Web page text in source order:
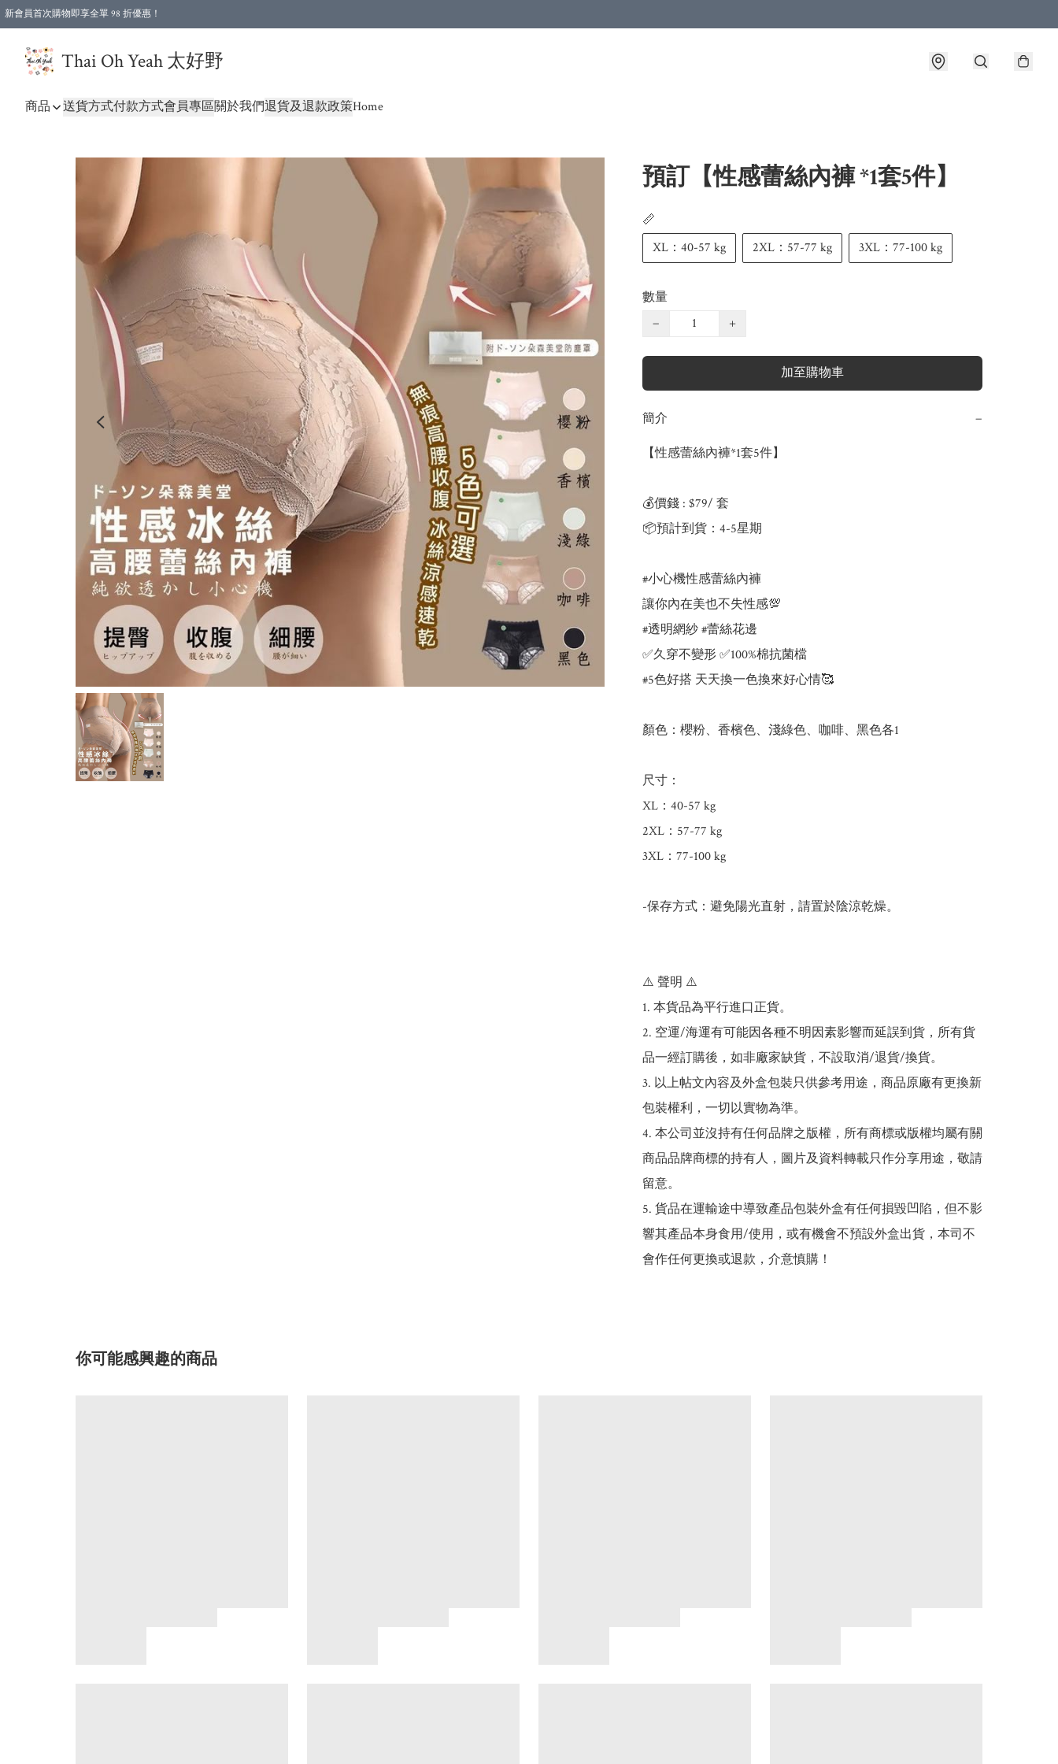
新會員首次購物即享全單 98 折優惠！
Thai Oh Yeah 太好野
商品 送貨方式付款方式會員專區關於我們退貨及退款政策Home
預訂【性感蕾絲內褲 *1套5件】
📏
XL：40-57 kg
2XL：57-77 kg 3XL：77-100 kg
數量
−
+
加至購物車
簡介 −
【性感蕾絲內褲*1套5件】
💰價錢 : $79/ 套
📦預計到貨：4-5星期
#小心機性感蕾絲內褲
讓你內在美也不失性感💯
#透明網紗 #蕾絲花邊
✅久穿不變形 ✅100%棉抗菌檔
#5色好搭 天天換一色換來好心情🥰
顏色：櫻粉、香檳色、淺綠色、咖啡、黑色各1
尺寸：
XL：40-57 kg
2XL：57-77 kg
3XL：77-100 kg
-保存方式：避免陽光直射，請置於陰涼乾燥。
⚠️ 聲明 ⚠️
1. 本貨品為平行進口正貨。
2. 空運/海運有可能因各種不明因素影響而延誤到貨，所有貨
品一經訂購後，如非廠家缺貨，不設取消/退貨/換貨。
3. 以上帖文內容及外盒包裝只供參考用途，商品原廠有更換新
包裝權利，一切以實物為準。
4. 本公司並沒持有任何品牌之版權，所有商標或版權均屬有關
商品品牌商標的持有人，圖片及資料轉載只作分享用途，敬請
留意。
5. 貨品在運輸途中導致產品包裝外盒有任何損毀凹陷，但不影
響其產品本身食用/使用，或有機會不預設外盒出貨，本司不
會作任何更換或退款，介意慎購！
你可能感興趣的商品